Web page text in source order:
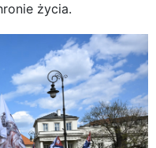
życia.